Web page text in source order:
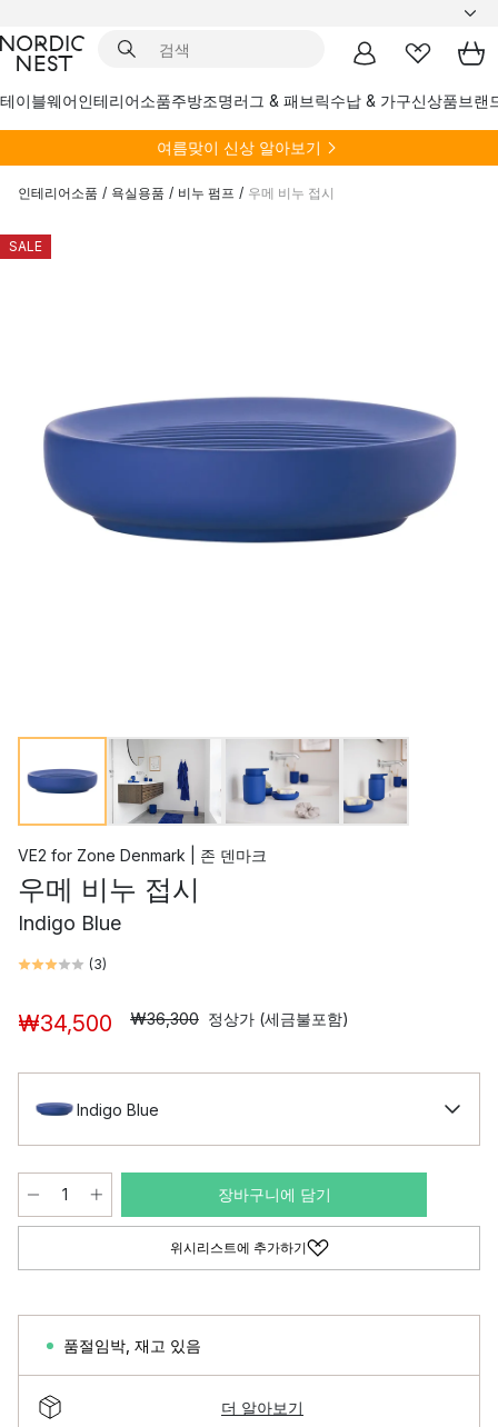
테이블웨어인테리어소품주방조명러그 & 패브릭수납 & 가구신상품브랜
여름맞이 신상 알아보기
인테리어소품 / 욕실용품 / 비누 펌프 / 우메 비누 접시
SALE
VE2 for Zone Denmark | 존 덴마크
우메 비누 접시
Indigo Blue
(3)
₩34,500 ₩36,300 정상가 (세금불포함)
Indigo Blue
장바구니에 담기
위시리스트에 추가하기
품절임박 재고 있음
더 알아보기